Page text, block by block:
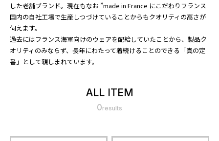
した老舗ブランド。現在もなお ”made in France にこだわりフランス
国内の自社工場で生産しつづけていることからもクオリティの高さが
伺えます。
過去にはフランス海軍向けのウェアを配給していたことから、製品ク
オリティのみならず、長年にわたって着続けることのできる「真の定
番」として親しまれています。
ALL ITEM
0results